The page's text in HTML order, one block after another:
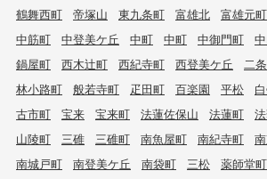
鶴舞西町
帝塚山 東九条町 富雄北 富雄元町
中筋町
中登美ケ丘 中町 中町 中御門町
鍋屋町
西木辻町 西紀寺町 西登美ケ丘 二
林小路町
般若寺町 疋田町 百楽園 平松
古市町
宝来 宝来町 法蓮佐保山 法蓮町
山陵町
三碓 三碓町 南魚屋町 南紀寺町
南城戸町
南登美ケ丘 南袋町 三松 薬師堂町